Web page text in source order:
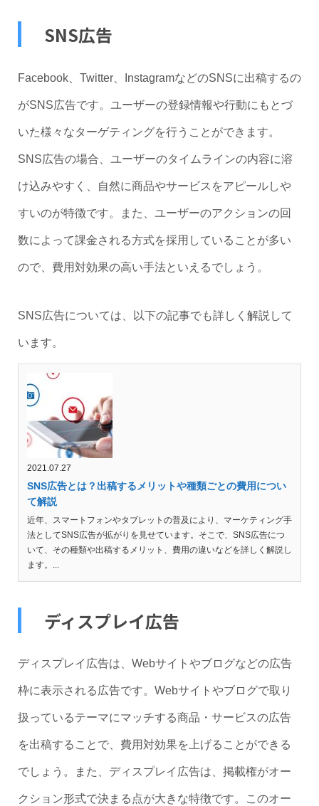
SNS広告
Facebook、Twitter、InstagramなどのSNSに出稿するの
がSNS広告です。ユーザーの登録情報や行動にもとづ
いた様々なターゲティングを行うことができます。
SNS広告の場合、ユーザーのタイムラインの内容に溶
け込みやすく、自然に商品やサービスをアピールしや
すいのが特徴です。また、ユーザーのアクションの回
数によって課金される方式を採用していることが多い
ので、費用対効果の高い手法といえるでしょう。
SNS広告については、以下の記事でも詳しく解説して
います。
2021.07.27
SNS広告とは？出稿するメリットや種類ごとの費用につい
て解説
近年、スマートフォンやタブレットの普及により、マーケティング手
法としてSNS広告が拡がりを見せています。そこで、SNS広告につ
いて、その種類や出稿するメリット、費用の違いなどを詳しく解説し
ます。...
ディスプレイ広告
ディスプレイ広告は、Webサイトやブログなどの広告
枠に表示される広告です。Webサイトやブログで取り
扱っているテーマにマッチする商品・サービスの広告
を出稿することで、費用対効果を上げることができる
でしょう。また、ディスプレイ広告は、掲載権がオー
クション形式で決まる点が大きな特徴です。このオー